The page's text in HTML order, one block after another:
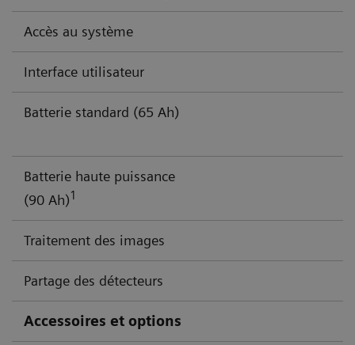
Accès au système
Interface utilisateur
Batterie standard (65 Ah)
Batterie haute puissance
(90 Ah)1
Traitement des images
Partage des détecteurs
Accessoires et options